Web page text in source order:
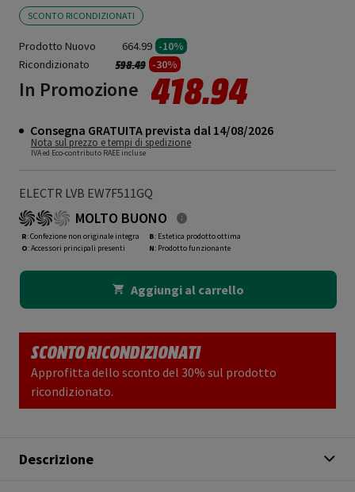
SCONTO RICONDIZIONATI
Prodotto Nuovo 664.99 -10%
Ricondizionato
Prezzo ridotto da
598.49a -30%
In Promozione 418.94
Consegna GRATUITA prevista dal 14/08/2026
Nota sul prezzo e tempi di spedizione
IVA ed Eco-contributo RAEE incluse
ELECTR LVB EW7F511GQ
MOLTO BUONO
R: Confezione non originale integra
O: Accessori principali presenti
B: Estetica prodotto ottima
N: Prodotto funzionante
Aggiungi al carrello
SCONTO RICONDIZIONATI
Approfitta dello sconto del 30% sul prodotto
ricondizionato.
Descrizione